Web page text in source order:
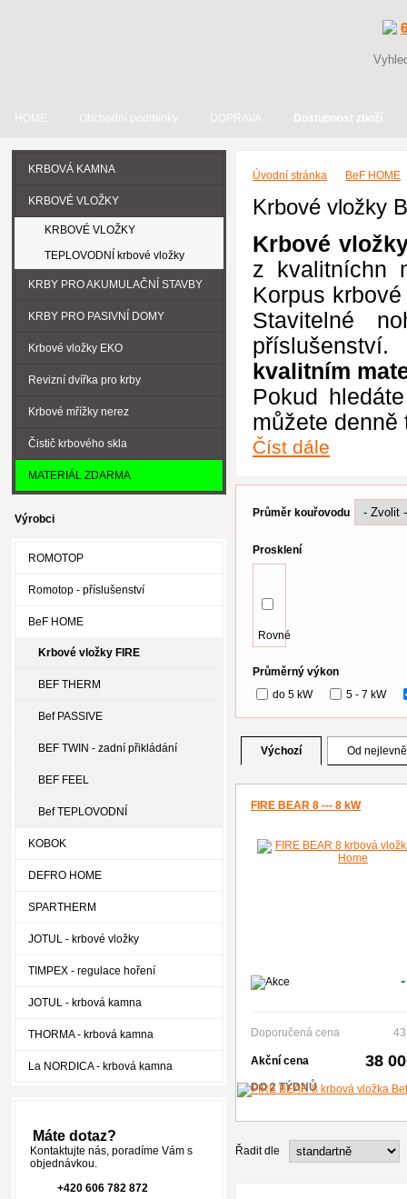
HOME Obchodní podmínky DOPRAVA Dostupnost zboží
Úvodní stránka BeF HOME
Krbové vložky
Krbové
z kvalitníchn
Korpus
Stavitelné
příslušenství.
kvalitním
Pokud
můžete denně
Číst dále
Průměr kouřovodu
Prosklení
Rovné
Průměrný výkon
do 5 kW
5 - 7 kW
Výchozí Od
FIRE BEAR 8 --- 8 kW
Doporučená cena
Akční cena 38
DO 2 TÝDNŮ
Řadit dle
KRBOVÁ KAMNA
KRBOVÉ VLOŽKY
KRBOVÉ VLOŽKY
TEPLOVODNÍ krbové vložky
KRBY PRO AKUMULAČNÍ STAVBY
KRBY PRO PASIVNÍ DOMY
Krbové vložky EKO
Revizní dvířka pro krby
Krbové mřížky nerez
Čistič krbového skla
MATERIÁL ZDARMA
Výrobci
ROMOTOP
Romotop - příslušenství
BeF HOME
Krbové vložky FIRE
BEF THERM
Bef PASSIVE
BEF TWIN - zadní přikládání
BEF FEEL
Bef TEPLOVODNÍ
KOBOK
DEFRO HOME
SPARTHERM
JOTUL - krbové vložky
TIMPEX - regulace hoření
JOTUL - krbová kamna
THORMA - krbová kamna
La NORDICA - krbová kamna
Máte dotaz?
Kontaktujte nás, poradíme Vám s
objednávkou.
+420 606 782 872